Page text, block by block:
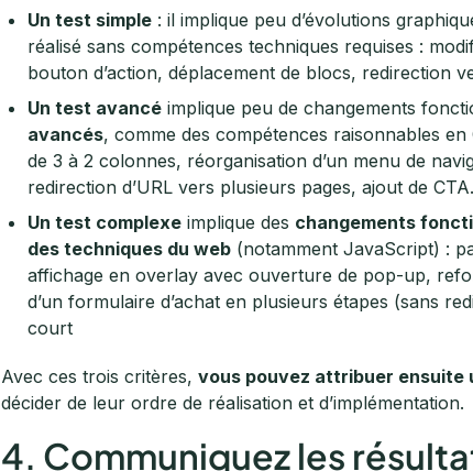
Un test simple: il implique peu d’évolutions
réalisé sans compétences techniques requises :
bouton d’action, déplacement de blocs, redirection
Un test avancéimplique peu de changements
avancés, comme des compétences raisonnables en
de 3 à 2 colonnes, réorganisation d’un menu de
redirection d’URL vers plusieurs pages, ajout de
Un test complexeimplique des changements
des techniques du web(notamment JavaScript) :
affichage en overlay avec ouverture de pop-up,
d’un formulaire d’achat en plusieurs étapes (sans
court
Avec ces trois critères, vous pouvez attribuer ensuite
décider de leur ordre de réalisation et d’implémentation.
4. Communiquez les